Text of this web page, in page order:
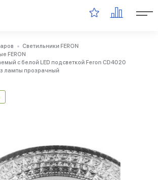
Светильники FERON
FERON
с белой LED подсветкой Feron CD4020
лампы прозрачный